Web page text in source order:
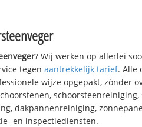
? Wij werken op allerlei
tegenaantrekkelijk tarief. Alle
wijze opgepakt, zónder
dakpannenreiniging,
en inspectiediensten.